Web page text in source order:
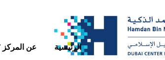
الرئيسية عن المركز